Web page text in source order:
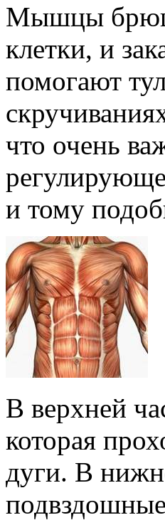
Мышцы
клетки, и
помогают
что очень
и тому
В верхней
которая
дуги. В